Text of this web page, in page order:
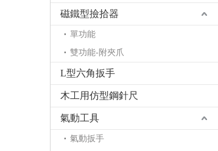
磁鐵型撿拾器
單功能
雙功能-附夾爪
L型六角扳手
木工用仿型鋼針尺
氣動工具
氣動扳手